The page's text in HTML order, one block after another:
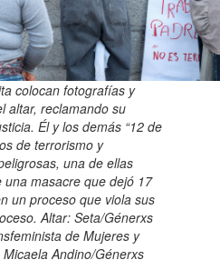
colocan fotografías y
altar, reclamando su
Él y los demás “12 de
de terrorismo y
una de ellas
masacre que dejó 17
un proceso que viola sus
Altar: Seta/Génerxs
de Mujeres y
Andino/Génerxs